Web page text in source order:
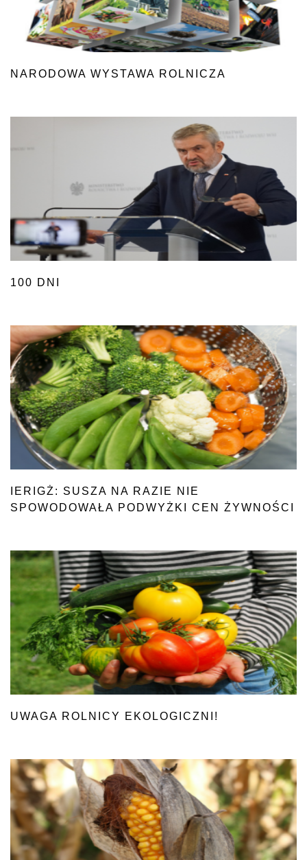
NARODOWA WYSTAWA ROLNICZA
100 DNI
IERIGŻ: SUSZA NA RAZIE NIE
SPOWODOWAŁA PODWYŻKI CEN ŻYWNOŚCI
UWAGA ROLNICY EKOLOGICZNI!